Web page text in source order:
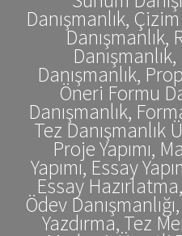
Danışmanlık,
Danışmanlık,
Danışmanlık,
Öneri Formu
Danışmanlık,
Tez Danışmanlık
Proje Yapımı,
Yapımı, Essay
Essay
Ödev
Yazdırma, Tez